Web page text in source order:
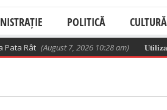
POLITICĂ CULTURĂ
(August 7, 2026 10:28 am) 𝐔𝐭𝐢𝐥𝐢𝐳𝐚𝐫𝐞𝐚